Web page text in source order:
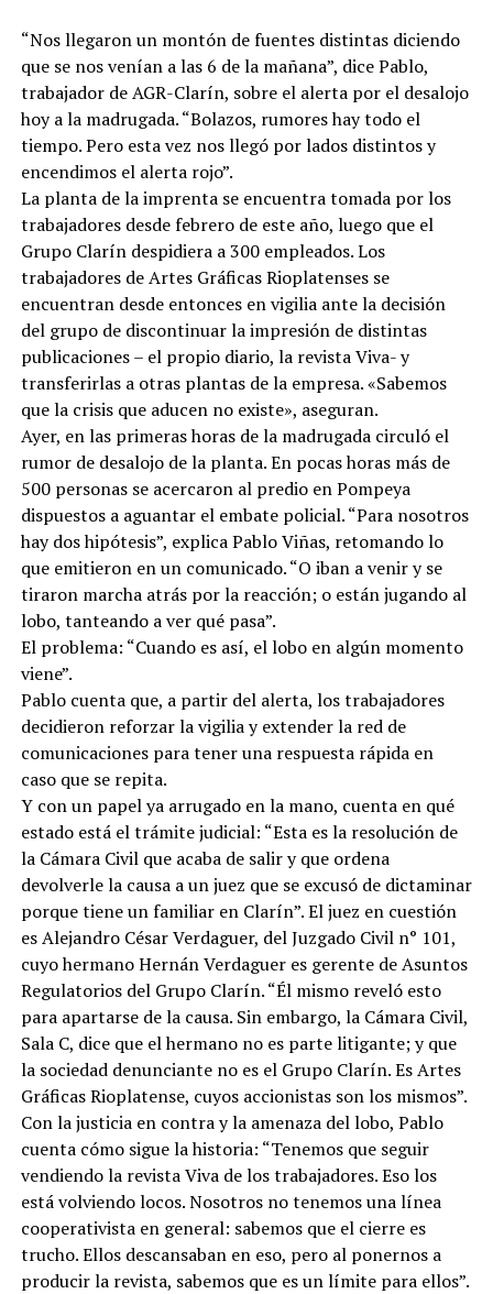
“Nos llegaron un montón de fuentes distintas diciendo
que se nos venían a las 6 de la mañana”, dice Pablo,
trabajador de AGR-Clarín, sobre el alerta por el desalojo
hoy a la madrugada. “Bolazos, rumores hay todo el
tiempo. Pero esta vez nos llegó por lados distintos y
encendimos el alerta rojo”.
La planta de la imprenta se encuentra tomada por los
trabajadores desde febrero de este año, luego que el
Grupo Clarín despidiera a 300 empleados. Los
trabajadores de Artes Gráficas Rioplatenses se
encuentran desde entonces en vigilia ante la decisión
del grupo de discontinuar la impresión de distintas
publicaciones – el propio diario, la revista Viva- y
transferirlas a otras plantas de la empresa. «Sabemos
que la crisis que aducen no existe», aseguran.
Ayer, en las primeras horas de la madrugada circuló el
rumor de desalojo de la planta. En pocas horas más de
500 personas se acercaron al predio en Pompeya
dispuestos a aguantar el embate policial. “Para nosotros
hay dos hipótesis”, explica Pablo Viñas, retomando lo
que emitieron en un comunicado. “O iban a venir y se
tiraron marcha atrás por la reacción; o están jugando al
lobo, tanteando a ver qué pasa”.
El problema: “Cuando es así, el lobo en algún momento
viene”.
Pablo cuenta que, a partir del alerta, los trabajadores
decidieron reforzar la vigilia y extender la red de
comunicaciones para tener una respuesta rápida en
caso que se repita.
Y con un papel ya arrugado en la mano, cuenta en qué
estado está el trámite judicial: “Esta es la resolución de
la Cámara Civil que acaba de salir y que ordena
devolverle la causa a un juez que se excusó de dictaminar
porque tiene un familiar en Clarín”. El juez en cuestión
es Alejandro César Verdaguer, del Juzgado Civil n° 101,
cuyo hermano Hernán Verdaguer es gerente de Asuntos
Regulatorios del Grupo Clarín. “Él mismo reveló esto
para apartarse de la causa. Sin embargo, la Cámara Civil,
Sala C, dice que el hermano no es parte litigante; y que
la sociedad denunciante no es el Grupo Clarín. Es Artes
Gráficas Rioplatense, cuyos accionistas son los mismos”.
Con la justicia en contra y la amenaza del lobo, Pablo
cuenta cómo sigue la historia: “Tenemos que seguir
vendiendo la revista Viva de los trabajadores. Eso los
está volviendo locos. Nosotros no tenemos una línea
cooperativista en general: sabemos que el cierre es
trucho. Ellos descansaban en eso, pero al ponernos a
producir la revista, sabemos que es un límite para ellos”.